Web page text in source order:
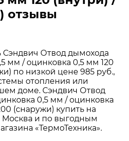
отзывы
Сэндвич Отвод дымохода
мм / оцинковка 0,5 мм 120
по низкой цене 985 руб.,
отопления или
доме. Сэндвич Отвод
0,5 мм / оцинковка
(снаружи) купить на
Москва и по выгодным
«ТермоТехника».